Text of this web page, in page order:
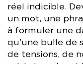
réel indicible.
un mot, une
à formuler une
qu’une bulle de
de tensions, de